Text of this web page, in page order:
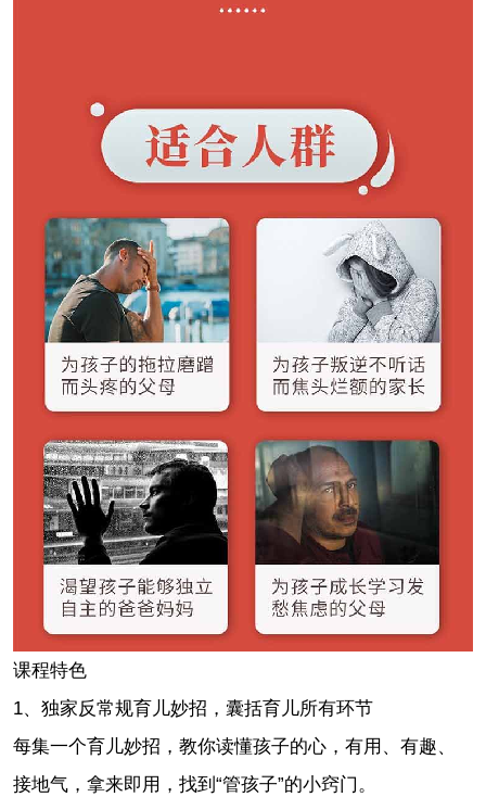
课程特色
1、独家反常规育儿妙招，囊括育儿所有环节
每集一个育儿妙招，教你读懂孩子的心，有用、有趣、
接地气，拿来即用，找到“管孩子”的小窍门。